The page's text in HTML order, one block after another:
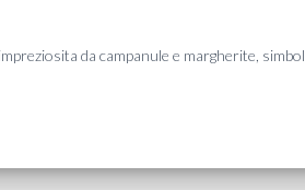
da campanule e margherite,